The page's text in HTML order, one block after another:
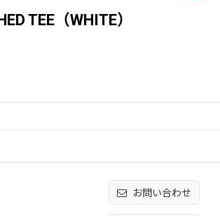
TEE（WHITE）
お問い合わせ